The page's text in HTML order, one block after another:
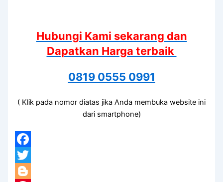
Hubungi Kami sekarang dan
Dapatkan Harga terbaik
0819 0555 0991
( Klik pada nomor diatas jika Anda membuka website ini
dari smartphone)
Facebook
Twitter